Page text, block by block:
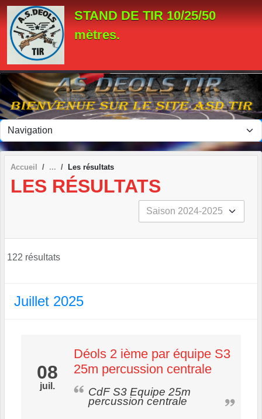
STAND DE TIR 10/25/50
mètres.
Accueil Les résultats
LES RÉSULTATS
122 résultats
Juillet 2025
08
juil.
Déols 2 ième par équipe S3
25m percussion centrale
CdF S3 Equipe 25m
percussion centrale
Panneau de gestion des cookies